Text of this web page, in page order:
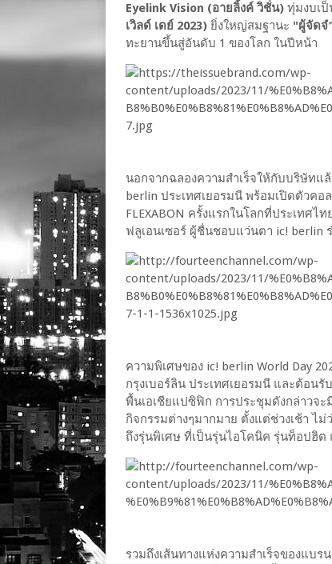
Eyelink Vision (อายลิ้งค์ วิชั่น) ทุ่มงบเป็
เวิลด์ เดย์ 2023) ยิ่งใหญ่สมฐานะ "ผู้จัดจ
ทะยานขึ้นสู่อันดับ 1 ของโลก ในปีหน้า
นอกจากฉลองความสำเร็จให้กับบริษัทแ
berlin ประเทศเยอรมนี พร้อมเปิดตัวคอ
FLEXABON ครั้งแรกในโลกที่ประเทศ
ฟลูเอนเซอร์ ผู้ชื่นชอบแว่นตา ic!
ความพิเศษของ ic! berlin World Day
กรุงเบอร์ลิน ประเทศเยอรมนี และต้อน
พื้นเอเชียแปซิฟิก การประชุมดังกล่าวจ
กิจกรรมต่างๆมากมาย ตั้งแต่ช่วงเช้า ไ
ถึงรุ่นพิเศษ ที่เป็นรุ่นไอโคนิค รุ่นท็อปฮิต
รวมถึงเส้นทางแห่งความสำเร็จของแ